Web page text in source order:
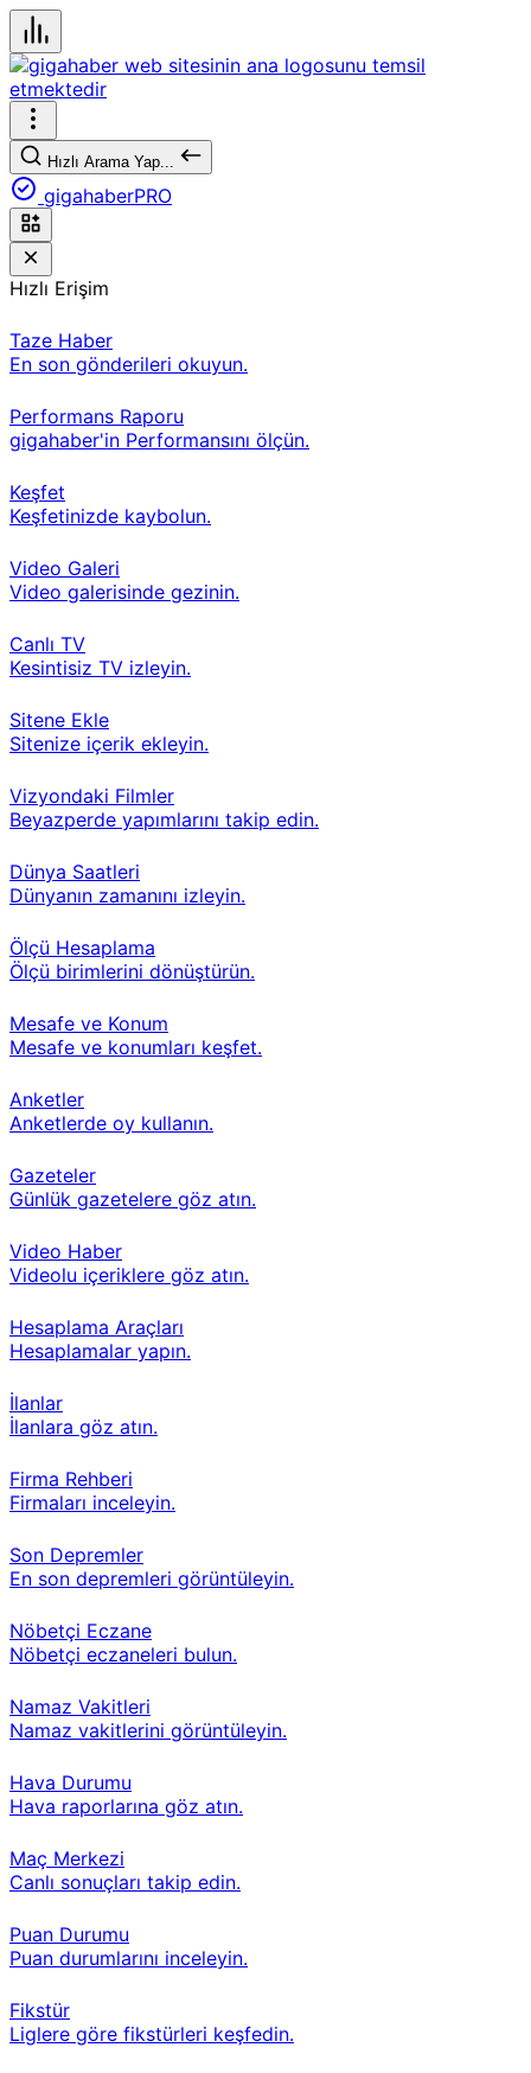
Hızlı Arama Yap...
gigahaberPRO
Hızlı Erişim
Taze Haber
En son gönderileri okuyun.
Performans Raporu
gigahaber'in Performansını ölçün.
Keşfet
Keşfetinizde kaybolun.
Video Galeri
Video galerisinde gezinin.
Canlı TV
Kesintisiz TV izleyin.
Sitene Ekle
Sitenize içerik ekleyin.
Vizyondaki Filmler
Beyazperde yapımlarını takip edin.
Dünya Saatleri
Dünyanın zamanını izleyin.
Ölçü Hesaplama
Ölçü birimlerini dönüştürün.
Mesafe ve Konum
Mesafe ve konumları keşfet.
Anketler
Anketlerde oy kullanın.
Gazeteler
Günlük gazetelere göz atın.
Video Haber
Videolu içeriklere göz atın.
Hesaplama Araçları
Hesaplamalar yapın.
İlanlar
İlanlara göz atın.
Firma Rehberi
Firmaları inceleyin.
Son Depremler
En son depremleri görüntüleyin.
Nöbetçi Eczane
Nöbetçi eczaneleri bulun.
Namaz Vakitleri
Namaz vakitlerini görüntüleyin.
Hava Durumu
Hava raporlarına göz atın.
Maç Merkezi
Canlı sonuçları takip edin.
Puan Durumu
Puan durumlarını inceleyin.
Fikstür
Liglere göre fikstürleri keşfedin.